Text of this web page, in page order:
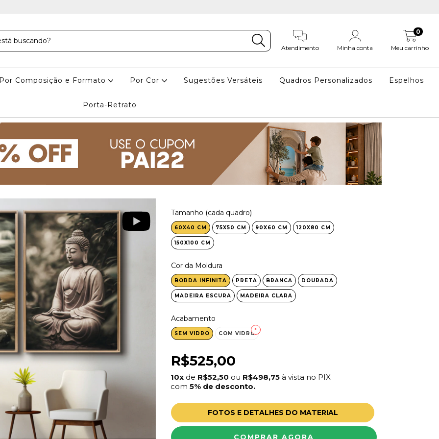
Atendimento Minha conta Meu carrinho
0
Composição e Formato Por Cor Sugestões Versáteis Quadros Personalizados Espelhos
Porta-Retrato
Tamanho (cada quadro)
60X40 CM 75X50 CM 90X60 CM 120X80 CM
150X100 CM
Cor da Moldura
BORDA INFINITA PRETA BRANCA DOURADA
MADEIRA ESCURA MADEIRA CLARA
Acabamento
SEM VIDRO COM VIDRO
R$525,00
10x de R$52,50 ou R$498,75 à vista no PIX
com 5% de desconto.
FOTOS E DETALHES DO MATERIAL